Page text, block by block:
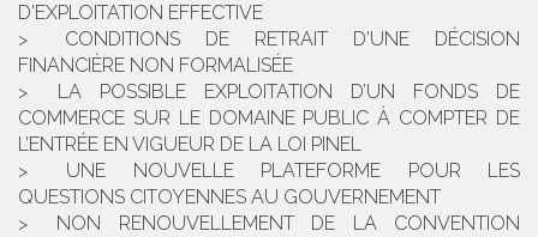
D'EXPLOITATION EFFECTIVE
CONDITIONS DE RETRAIT D'UNE DÉCISION
FINANCIÈRE NON FORMALISÉE
LA POSSIBLE EXPLOITATION D’UN FONDS DE
COMMERCE SUR LE DOMAINE PUBLIC À COMPTER DE
L’ENTRÉE EN VIGUEUR DE LA LOI PINEL
UNE NOUVELLE PLATEFORME POUR LES
QUESTIONS CITOYENNES AU GOUVERNEMENT
NON RENOUVELLEMENT DE LA CONVENTION